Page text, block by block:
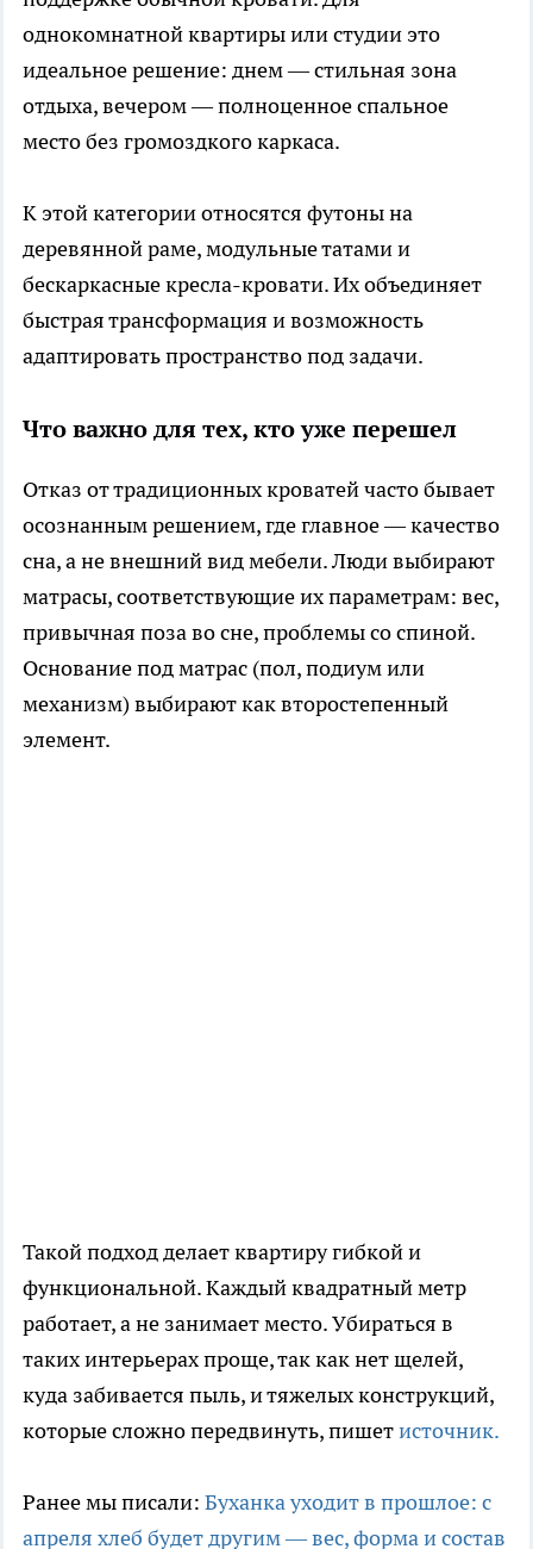
однокомнатной квартиры или студии это
идеальное решение: днем — стильная зона
отдыха, вечером — полноценное спальное
место без громоздкого каркаса.
К этой категории относятся футоны на
деревянной раме, модульные татами и
бескаркасные кресла-кровати. Их объединяет
быстрая трансформация и возможность
адаптировать пространство под задачи.
Что важно для тех, кто уже перешел
Отказ от традиционных кроватей часто бывает
осознанным решением, где главное — качество
сна, а не внешний вид мебели. Люди выбирают
матрасы, соответствующие их параметрам: вес,
привычная поза во сне, проблемы со спиной.
Основание под матрас (пол, подиум или
механизм) выбирают как второстепенный
элемент.
Такой подход делает квартиру гибкой и
функциональной. Каждый квадратный метр
работает, а не занимает место. Убираться в
таких интерьерах проще, так как нет щелей,
куда забивается пыль, и тяжелых конструкций,
которые сложно передвинуть, пишетисточник.
Ранее мы писали: Буханка уходит в прошлое: с
апреля хлеб будет другим — вес, форма и состав